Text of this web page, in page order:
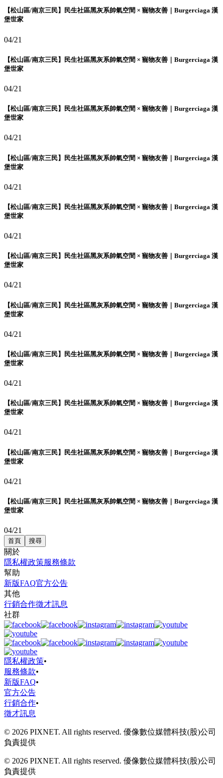
【松山區/南京三民】民生社區黑灰系帥氣空間 × 寵物友善｜Burgerciaga 漢
堡世家
04/21
【松山區/南京三民】民生社區黑灰系帥氣空間 × 寵物友善｜Burgerciaga 漢
堡世家
04/21
【松山區/南京三民】民生社區黑灰系帥氣空間 × 寵物友善｜Burgerciaga 漢
堡世家
04/21
【松山區/南京三民】民生社區黑灰系帥氣空間 × 寵物友善｜Burgerciaga 漢
堡世家
04/21
【松山區/南京三民】民生社區黑灰系帥氣空間 × 寵物友善｜Burgerciaga 漢
堡世家
04/21
【松山區/南京三民】民生社區黑灰系帥氣空間 × 寵物友善｜Burgerciaga 漢
堡世家
04/21
【松山區/南京三民】民生社區黑灰系帥氣空間 × 寵物友善｜Burgerciaga 漢
堡世家
04/21
【松山區/南京三民】民生社區黑灰系帥氣空間 × 寵物友善｜Burgerciaga 漢
堡世家
04/21
【松山區/南京三民】民生社區黑灰系帥氣空間 × 寵物友善｜Burgerciaga 漢
堡世家
04/21
【松山區/南京三民】民生社區黑灰系帥氣空間 × 寵物友善｜Burgerciaga 漢
堡世家
04/21
【松山區/南京三民】民生社區黑灰系帥氣空間 × 寵物友善｜Burgerciaga 漢
堡世家
04/21
首頁 搜尋
關於
隱私權政策服務條款
幫助
新版FAQ官方公告
其他
行銷合作徵才訊息
社群
隱私權政策•
服務條款•
新版FAQ•
官方公告
行銷合作•
徵才訊息
© 2026 PIXNET. All rights reserved. 優像數位媒體科技(股)公司
負責提供
© 2026 PIXNET. All rights reserved. 優像數位媒體科技(股)公司
負責提供